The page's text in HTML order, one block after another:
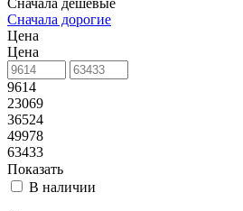
Сначала дешевые
Сначала дорогие
Цена
Цена
9614
23069
36524
49978
63433
Показать
В наличии